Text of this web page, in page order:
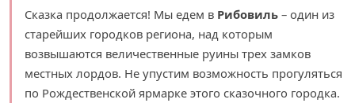
Сказка продолжается! Мы едем в Рибовиль – один из
старейших городков региона, над которым
возвышаются величественные руины трех замков
местных лордов. Не упустим возможность прогуляться
по Рождественской ярмарке этого сказочного городка.